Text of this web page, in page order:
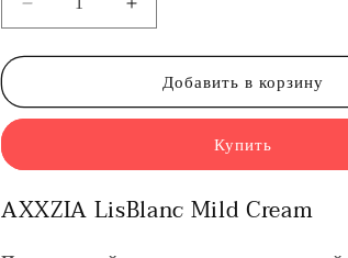
Уменьшить
количество
AXXZIA
Mild
Питательный
крем
для
Увеличить
количество
AXXZIA
LisBlanc
Mild
Питательный
крем
для
Добавить в корзину
Купить
AXXZIA LisBlanc Mild Cream